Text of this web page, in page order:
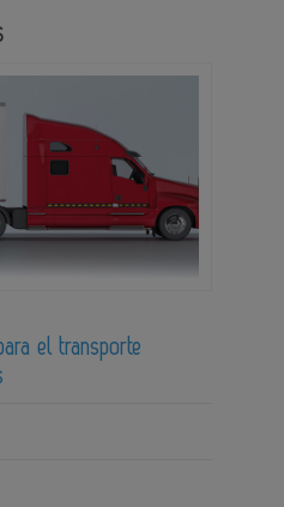
el transporte